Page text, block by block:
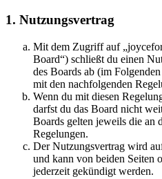
1. Nutzungsvertrag
Mit dem Zugriff auf
Board“) schließt du einen
des Boards ab (im
mit den nachfolgenden
Wenn du mit diesen
darfst du das Board nicht
Boards gelten jeweils die an
Regelungen.
Der Nutzungsvertrag wird
und kann von beiden Seiten
jederzeit gekündigt werden.